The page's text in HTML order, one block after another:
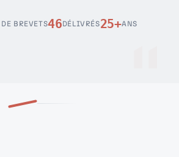
"
BREVETS46DÉLIVRÉS25+ANS